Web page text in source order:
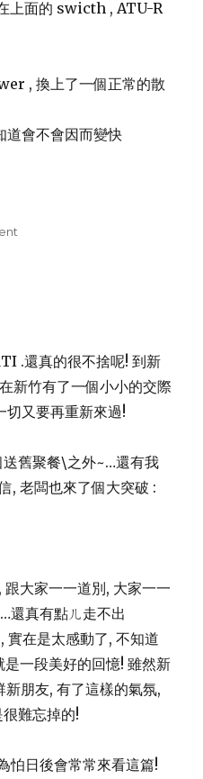
上面的 swicth , ATU-R
, 換上了一個正常的散
道會不會因而變快
.還真的很不捨呢! 到新
新竹有了一個小小的交際
切又要再重新來過!
送舊聚餐\之外~…還有我
, 老闆也來了個大突破 :
大家一一道別, 大家一一
還真有點ㄦ走不出
在是太感動了, 不知道
一段美好的回憶! 雖然新
朋友, 有了這樣的氣氛,
難忘掉的!
怕日後會常常來看這篇!